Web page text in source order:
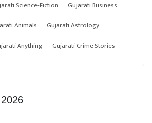
Science-Fiction
Gujarati Business
Animals
Gujarati Astrology
Anything Gujarati Crime Stories